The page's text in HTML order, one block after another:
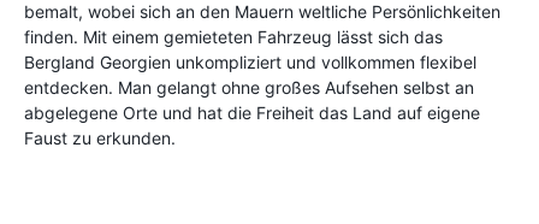
bemalt, wobei sich an den Mauern weltliche Persönlichkeiten
finden. Mit einem gemieteten Fahrzeug lässt sich das
Bergland Georgien unkompliziert und vollkommen flexibel
entdecken. Man gelangt ohne großes Aufsehen selbst an
abgelegene Orte und hat die Freiheit das Land auf eigene
Faust zu erkunden.